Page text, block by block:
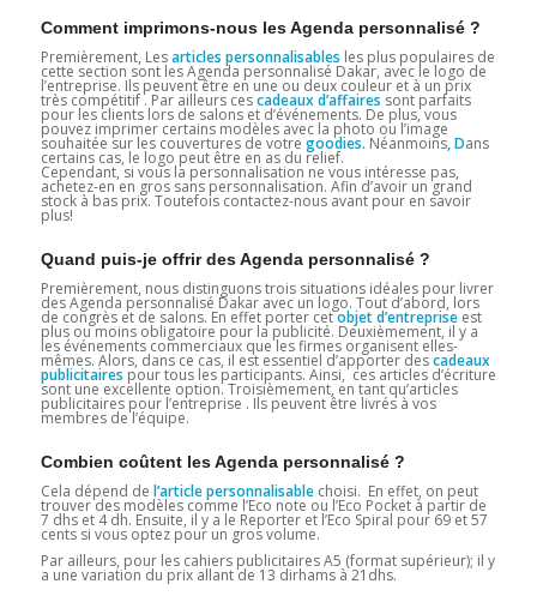
Comment imprimons-nous les Agenda personnalisé ?
Premièrement, Lesarticles personnalisables les plus populaires de
cette section sont les Agenda personnalisé Dakar, avec le logo de
l’entreprise. Ils peuvent être en une ou deux couleur et à un prix
très compétitif . Par ailleurs cescadeaux d’affaires sont parfaits
pour les clients lors de salons et d’événements. De plus, vous
pouvez imprimer certains modèles avec la photo ou l’image
souhaitée sur les couvertures de votre goodies. Néanmoins, Dans
certains cas, le logo peut être en as du relief.
Cependant, si vous la personnalisation ne vous intéresse pas,
achetez-en en gros sans personnalisation. Afin d’avoir un grand
stock à bas prix. Toutefois contactez-nous avant pour en savoir
plus!
Quand puis-je offrir des Agenda personnalisé ?
Premièrement, nous distinguons trois situations idéales pour livrer
des Agenda personnalisé Dakar avec un logo. Tout d’abord, lors
de congrès et de salons. En effet porter cetobjet d’entrepriseest
plus ou moins obligatoire pour la publicité. Deuxièmement, il y a
les événements commerciaux que les firmes organisent elles-
mêmes. Alors, dans ce cas, il est essentiel d’apporter descadeaux
publicitaires pour tous les participants. Ainsi, ces articles d’écriture
sont une excellente option. Troisièmement, en tant qu’articles
publicitaires pour l’entreprise . Ils peuvent être livrés à vos
membres de l’équipe.
Combien coûtent les Agenda personnalisé ?
Cela dépend de l’article personnalisablechoisi. En effet, on peut
trouver des modèles comme l’Eco note ou l’Eco Pocket à partir de
7 dhs et 4 dh. Ensuite, il y a le Reporter et l’Eco Spiral pour 69 et 57
cents si vous optez pour un gros volume.
Par ailleurs, pour les cahiers publicitaires A5 (format supérieur); il y
a une variation du prix allant de 13 dirhams à 21dhs.